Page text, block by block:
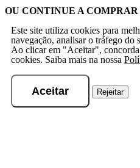
OU CONTINUE A COMPRAR
Este site utiliza cookies para
navegação, analisar o tráfego do
Ao clicar em "Aceitar",
cookies. Saiba mais na nossa
Aceitar Rejeitar